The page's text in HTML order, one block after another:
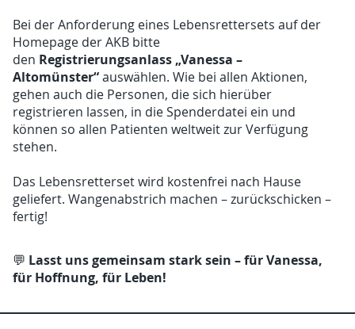
Bei der Anforderung eines Lebensrettersets auf der
Homepage der AKB bitte
den Registrierungsanlass „Vanessa –
Altomünster“auswählen. Wie bei allen Aktionen,
gehen auch die Personen, die sich hierüber
registrieren lassen, in die Spenderdatei ein und
können so allen Patienten weltweit zur Verfügung
stehen.
Das Lebensretterset wird kostenfrei nach Hause
geliefert. Wangenabstrich machen – zurückschicken –
fertig!
💬 Lasst uns gemeinsam stark sein – für Vanessa,
für Hoffnung, für Leben!